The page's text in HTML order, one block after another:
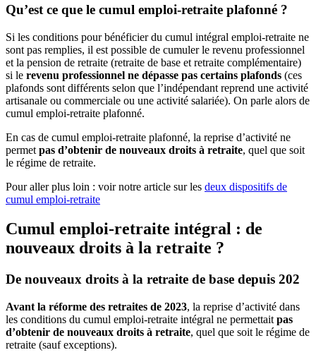
Qu’est ce que le cumul emploi-retraite plafonné ?
Si les conditions pour bénéficier du cumul intégral emploi-retraite ne
sont pas remplies, il est possible de cumuler le revenu professionnel
et la pension de retraite (retraite de base et retraite complémentaire)
si le revenu professionnel ne dépasse pas certains plafonds (ces
plafonds sont différents selon que l’indépendant reprend une activité
artisanale ou commerciale ou une activité salariée). On parle alors de
cumul emploi-retraite plafonné.
En cas de cumul emploi-retraite plafonné, la reprise d’activité ne
permet pas d’obtenir de nouveaux droits à retraite, quel que soit
le régime de retraite.
Pour aller plus loin : voir notre article sur les deux dispositifs de
cumul emploi-retraite
Cumul emploi-retraite intégral : de
nouveaux droits à la retraite ?
De nouveaux droits à la retraite de base depuis 202
Avant la réforme des retraites de 2023, la reprise d’activité dans
les conditions du cumul emploi-retraite intégral ne permettait pas
d’obtenir de nouveaux droits à retraite, quel que soit le régime de
retraite (sauf exceptions).